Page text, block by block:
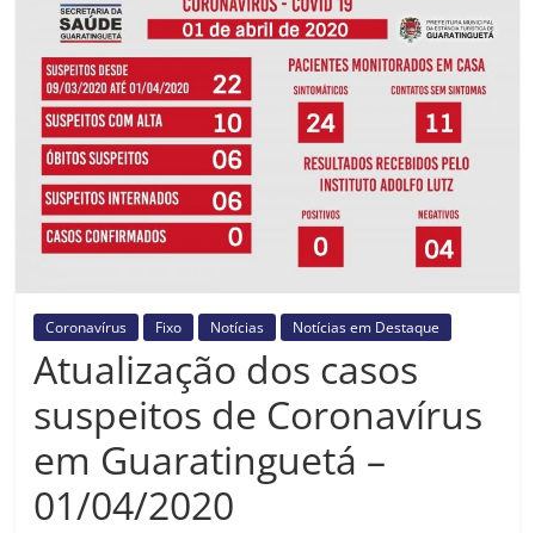
Prefeitura
Estância
Turística
Guaratinguetá
Coronavírus Fixo Notícias Notícias em Destaque
Atualização dos casos
suspeitos de Coronavírus
em Guaratinguetá –
01/04/2020